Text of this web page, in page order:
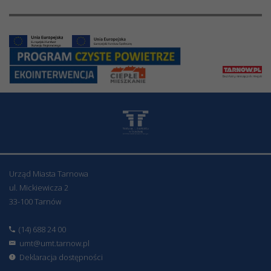
Urząd Miasta Tarnowa
ul. Mickiewicza 2
33-100 Tarnów
(14) 688 24 00
umt@umt.tarnow.pl
Deklaracja dostępności